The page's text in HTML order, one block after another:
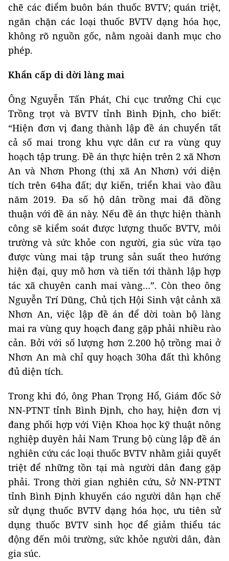
chẽ các điểm buôn bán thuốc BVTV; quán triệt,
ngăn chặn các loại thuốc BVTV dạng hóa học,
không rõ nguồn gốc, nằm ngoài danh mục cho
phép.
Khẩn cấp di dời làng mai
Ông Nguyễn Tấn Phát, Chi cục trưởng Chi cục
Trồng trọt và BVTV tỉnh Bình Định, cho biết:
“Hiện đơn vị đang thành lập đề án chuyển tất
cả số mai trong khu vực dân cư ra vùng quy
hoạch tập trung. Đề án thực hiện trên 2 xã Nhơn
An và Nhơn Phong (thị xã An Nhơn) với diện
tích trên 64ha đất; dự kiến, triển khai vào đầu
năm 2019. Đa số hộ dân trồng mai đã đồng
thuận với đề án này. Nếu đề án thực hiện thành
công sẽ kiểm soát được lượng thuốc BVTV, môi
trường và sức khỏe con người, gia súc vừa tạo
được vùng mai tập trung sản suất theo hướng
hiện đại, quy mô hơn và tiến tới thành lập hợp
tác xã chuyên canh mai vàng…”. Còn theo ông
Nguyễn Trí Dũng, Chủ tịch Hội Sinh vật cảnh xã
Nhơn An, việc lập đề án để dời toàn bộ làng
mai ra vùng quy hoạch đang gặp phải nhiều rào
cản. Bởi với số lượng hơn 2.200 hộ trồng mai ở
Nhơn An mà chỉ quy hoạch 30ha đất thì không
đủ diện tích.
Trong khi đó, ông Phan Trọng Hổ, Giám đốc Sở
NN-PTNT tỉnh Bình Định, cho hay, hiện đơn vị
đang phối hợp với Viện Khoa học kỹ thuật nông
nghiệp duyên hải Nam Trung bộ cùng lập đề án
nghiên cứu các loại thuốc BVTV nhằm giải quyết
triệt để những tồn tại mà người dân đang gặp
phải. Trong thời gian nghiên cứu, Sở NN-PTNT
tỉnh Bình Định khuyến cáo người dân hạn chế
sử dụng thuốc BVTV dạng hóa học, ưu tiên sử
dụng thuốc BVTV sinh học để giảm thiểu tác
động đến môi trường, sức khỏe người dân, đàn
gia súc.